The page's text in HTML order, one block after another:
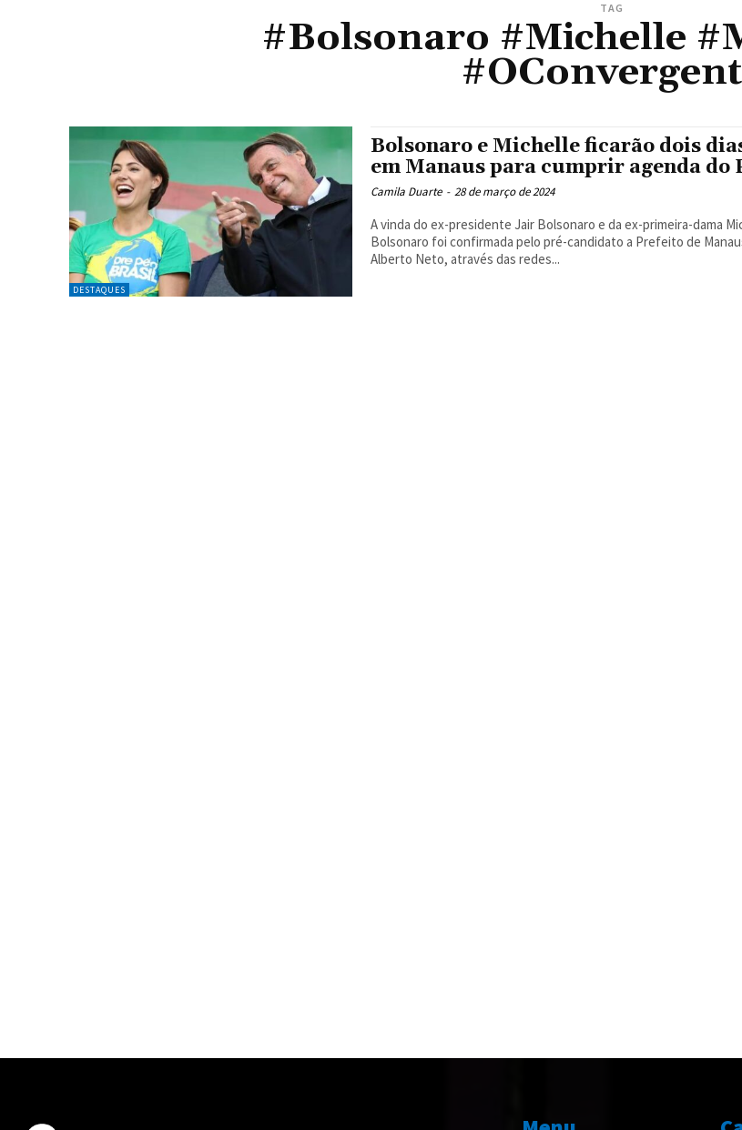
TAG
#Bolsonaro #Michelle
DESTAQUES
Bolsonaro e Michelle ficarão dois
em Manaus para cumprir agenda do
Camila Duarte - 28 de março de 2024
A vinda do ex-presidente Jair Bolsonaro e da ex-primeira-dama
Bolsonaro foi confirmada pelo pré-candidato a Prefeito de
Alberto Neto, através das redes...